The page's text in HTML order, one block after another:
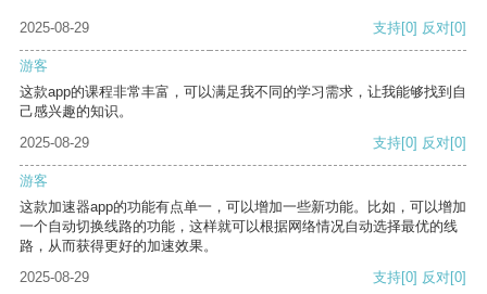
2025-08-29 支持[0] 反对[0]
游客
这款app的课程非常丰富，可以满足我不同的学习需求，让我能够找到自
己感兴趣的知识。
2025-08-29
支持[0] 反对[0]
游客
这款加速器app的功能有点单一，可以增加一些新功能。比如，可以增加
一个自动切换线路的功能，这样就可以根据网络情况自动选择最优的线
路，从而获得更好的加速效果。
2025-08-29
支持[0] 反对[0]